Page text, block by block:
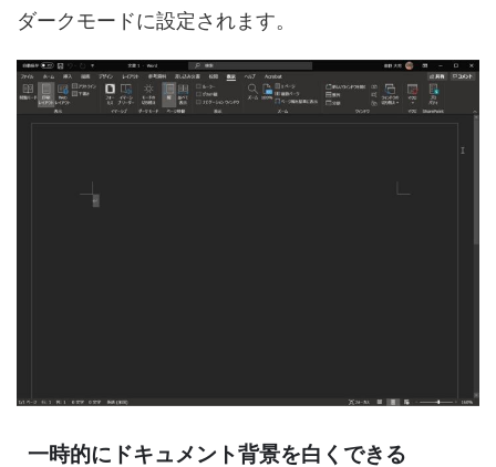
ダークモードに設定されます。
一時的にドキュメント背景を白くできる